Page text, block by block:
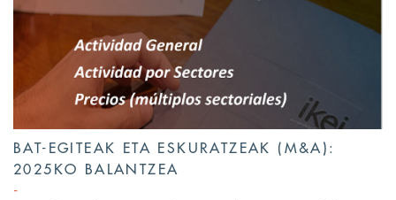
BAT-EGITEAK ETA ESKURATZEAK (M&A):
2025KO BALANTZEA